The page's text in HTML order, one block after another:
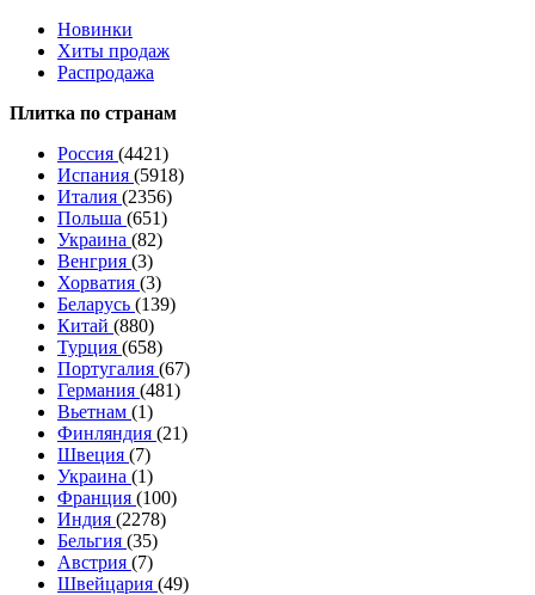
Новинки
Хиты продаж
Распродажа
Плитка по странам
Россия (4421)
Испания (5918)
Италия (2356)
Польша (651)
Украина (82)
Венгрия (3)
Хорватия (3)
Беларусь (139)
Китай (880)
Турция (658)
Португалия (67)
Германия (481)
Вьетнам (1)
Финляндия (21)
Швеция (7)
Украина (1)
Франция (100)
Индия (2278)
Бельгия (35)
Австрия (7)
Швейцария (49)